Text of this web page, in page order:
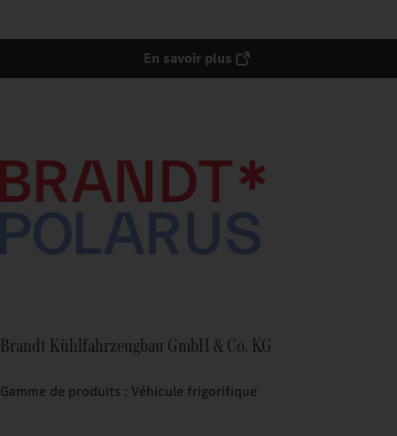
En savoir plus
Brandt Kühlfahrzeugbau GmbH & Co. KG
Gamme de produits : Véhicule frigorifique